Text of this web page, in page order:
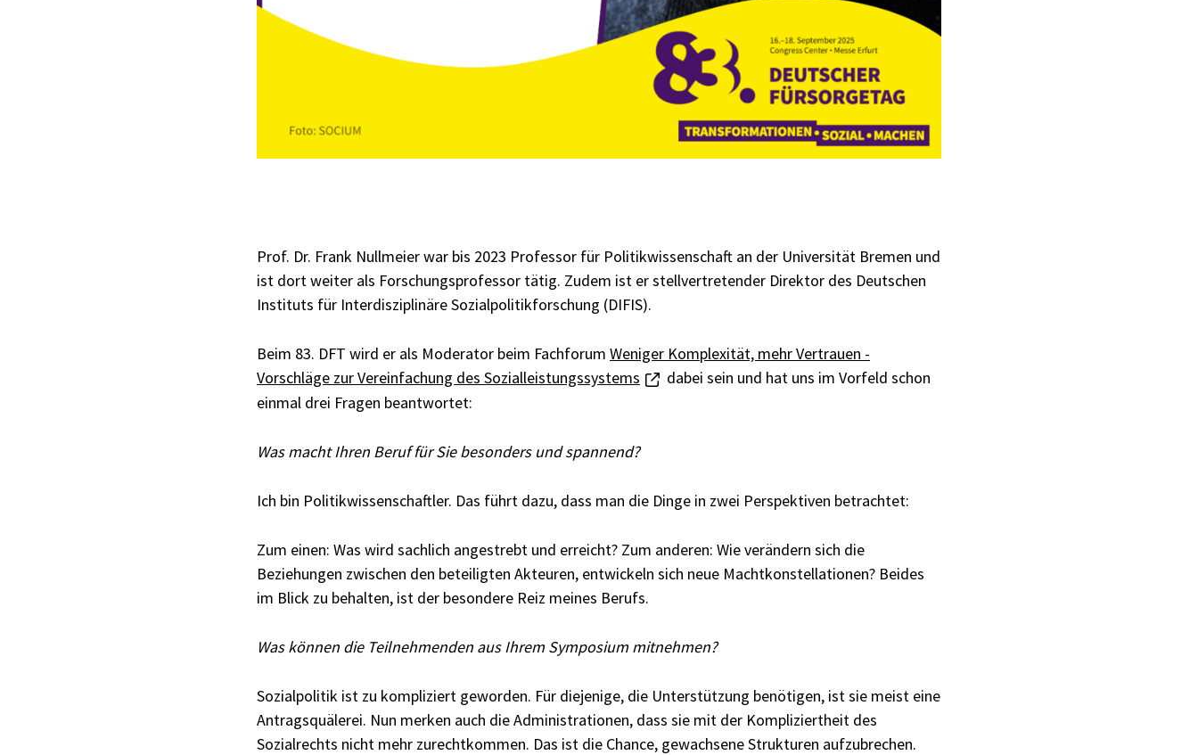
Prof. Dr. Frank Nullmeier war bis 2023 Professor für Politikwissenschaft an der Universität Bremen und
ist dort weiter als Forschungsprofessor tätig. Zudem ist er stellvertretender Direktor des Deutschen
Instituts für Interdisziplinäre Sozialpolitik­forschung (DIFIS).
Beim 83. DFT wird er als Moderator beim Fachforum Weniger Komplexität, mehr Vertrauen -
Vorschläge zur Vereinfachung des Sozialleistungssystems
dabei sein und hat uns im Vorfeld schon
einmal drei Fragen beantwortet:
Was macht Ihren Beruf für Sie besonders und spannend?
Ich bin Politikwissenschaftler. Das führt dazu, dass man die Dinge in zwei Perspektiven betrachtet:
Zum einen: Was wird sachlich angestrebt und erreicht? Zum anderen: Wie verändern sich die
Beziehungen zwischen den beteiligten Akteuren, entwickeln sich neue Machtkonstellationen? Beides
im Blick zu behalten, ist der besondere Reiz meines Berufs.
Was können die Teilnehmenden aus Ihrem Symposium mitnehmen?
Sozialpolitik ist zu kompliziert geworden. Für diejenige, die Unterstützung benötigen, ist sie meist eine
Antragsquälerei. Nun merken auch die Administrationen, dass sie mit der Kompliziertheit des
Sozialrechts nicht mehr zurechtkommen. Das ist die Chance, gewachsene Strukturen aufzubrechen.